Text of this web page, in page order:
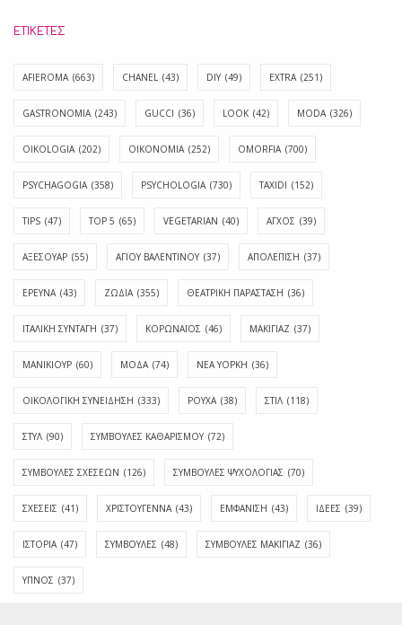
ΕΤΙΚΈΤΕΣ
AFIEROMA (663) CHANEL (43) DIY (49) EXTRA (251)
GASTRONOMIA (243) GUCCI (36) LOOK (42) MODA (326)
OIKOLOGIA (202) OIKONOMIA (252) OMORFIA (700)
PSYCHAGOGIA (358) PSYCHOLOGIA (730) TAXIDI (152)
TIPS (47) TOP 5 (65) VEGETARIAN (40) ΑΓΧΟΣ (39)
ΑΞΕΣΟΥΑΡ (55) ΑΓΊΟΥ ΒΑΛΕΝΤΊΝΟΥ (37) ΑΠΟΛΈΠΙΣΗ (37)
ΕΡΕΥΝΑ (43) ΖΩΔΙΑ (355) ΘΕΑΤΡΙΚΗ ΠΑΡΑΣΤΑΣΗ (36)
ΙΤΑΛΙΚΗ ΣΥΝΤΑΓΗ (37) ΚΟΡΩΝΑΪΟΣ (46) ΜΑΚΙΓΙΑΖ (37)
ΜΑΝΙΚΙΟΥΡ (60) ΜΟΔΑ (74) ΝΕΑ ΥΟΡΚΗ (36)
ΟΙΚΟΛΟΓΙΚΗ ΣΥΝΕΙΔΗΣΗ (333) ΡΟΥΧΑ (38) ΣΤΙΛ (118)
ΣΤΥΛ (90) ΣΥΜΒΟΥΛΕΣ ΚΑΘΑΡΙΣΜΟΥ (72)
ΣΥΜΒΟΥΛΕΣ ΣΧΕΣΕΩΝ (126) ΣΥΜΒΟΥΛΕΣ ΨΥΧΟΛΟΓΙΑΣ (70)
ΣΧΕΣΕΙΣ (41) ΧΡΙΣΤΟΥΓΕΝΝΑ (43) ΕΜΦΆΝΙΣΗ (43) ΙΔΈΕΣ (39)
ΙΣΤΟΡΊΑ (47) ΣΥΜΒΟΥΛΈΣ (48) ΣΥΜΒΟΥΛΈΣ ΜΑΚΙΓΙΆΖ (36)
ΎΠΝΟΣ (37)